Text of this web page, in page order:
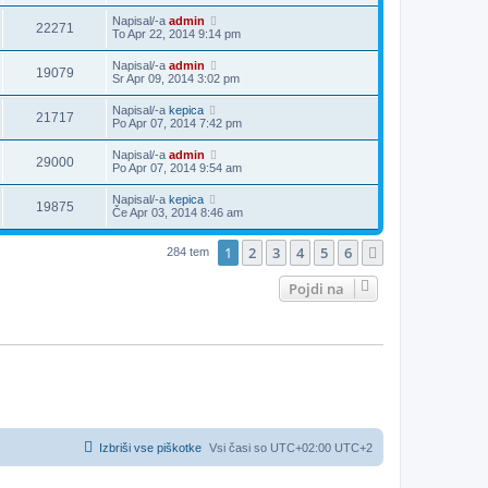
22271 Napisal/-a admin
To Apr 22, 2014 9:14 pm
19079 Napisal/-a admin
Sr Apr 09, 2014 3:02 pm
21717 Napisal/-a kepica
Po Apr 07, 2014 7:42 pm
29000 Napisal/-a admin
Po Apr 07, 2014 9:54 am
19875 Napisal/-a kepica
Če Apr 03, 2014 8:46 am
284 tem 1 2 3 4 5 6
Pojdi na
Vsi časi so UTC+02:00 UTC+2
Izbriši vse piškotke